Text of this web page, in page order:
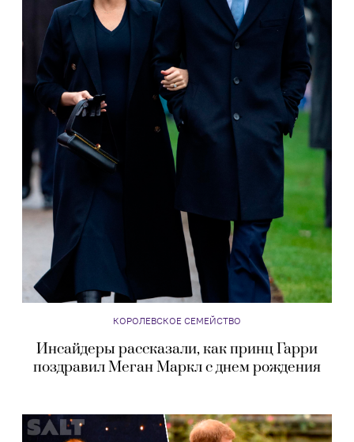
КОРОЛЕВСКОЕ СЕМЕЙСТВО
Инсайдеры рассказали, как принц Гарри
поздравил Меган Маркл с днем рождения